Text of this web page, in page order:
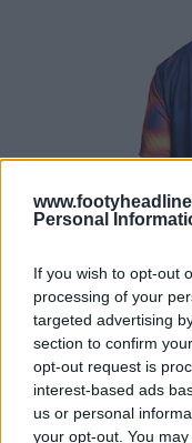
Personal
If you wish to opt-out
processing of your
targeted advertising
section to confirm
opt-out request is
interest-based ads
us or personal
your opt-out. You